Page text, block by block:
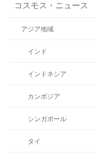
コスモス・ニュース
アジア地域
インド
インドネシア
カンボジア
シンガポール
タイ